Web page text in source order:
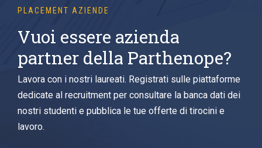
PLACEMENT AZIENDE
Vuoi essere azienda
partner della Parthenope?
Lavora con i nostri laureati. Registrati sulle piattaforme
dedicate al recruitment per consultare la banca dati dei
nostri studenti e pubblica le tue offerte di tirocini e
lavoro.